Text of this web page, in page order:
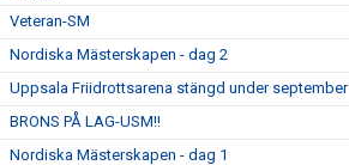
Veteran-SM
Nordiska Mästerskapen - dag 2
Uppsala Friidrottsarena stängd under september
BRONS PÅ LAG-USM!!
Nordiska Mästerskapen - dag 1